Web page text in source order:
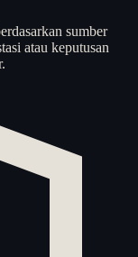
sumber
atau keputusan